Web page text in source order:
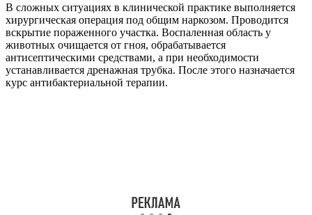
В сложных ситуациях в клинической практике выполняется
хирургическая операция под общим наркозом. Проводится
вскрытие пораженного участка. Воспаленная область у
животных очищается от гноя, обрабатывается
антисептическими средствами, а при необходимости
устанавливается дренажная трубка. После этого назначается
курс антибактериальной терапии.